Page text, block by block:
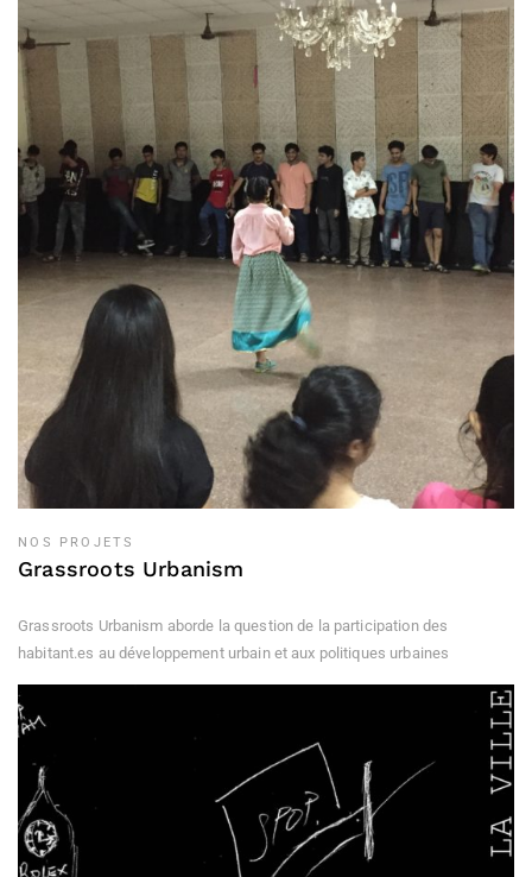
NOS PROJETS
Grassroots Urbanism
Grassroots Urbanism aborde la question de la participation des
habitant.es au développement urbain et aux politiques urbaines